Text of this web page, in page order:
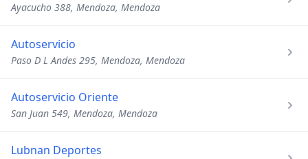
Ayacucho 388, Mendoza, Mendoza
Autoservicio
Paso D L Andes 295, Mendoza, Mendoza
Autoservicio Oriente
San Juan 549, Mendoza, Mendoza
Lubnan Deportes